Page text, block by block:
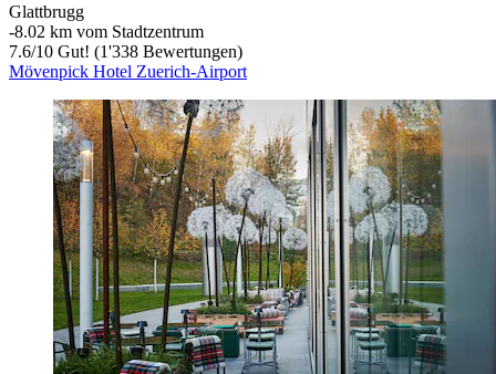
Glattbrugg
‐8.02 km vom Stadtzentrum
7.6/10 Gut! (1'338 Bewertungen)
Mövenpick Hotel Zuerich-Airport